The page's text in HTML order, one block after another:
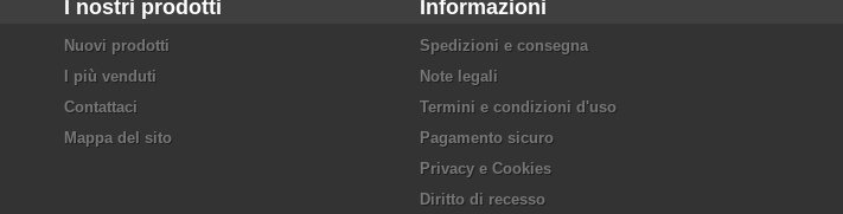
I nostri prodotti
Nuovi prodotti
I più venduti
Contattaci
Mappa del sito
Informazioni
Spedizioni e consegna
Note legali
Termini e condizioni d'uso
Pagamento sicuro
Privacy e Cookies
Diritto di recesso